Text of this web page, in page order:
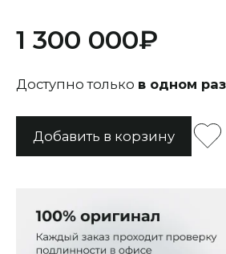
1 300 000
Доступно только в одном